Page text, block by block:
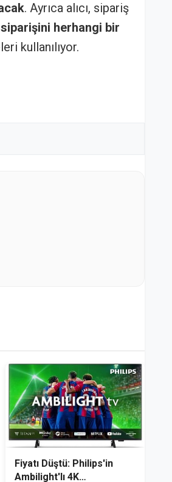
. Ayrıca alıcı, sipariş
herhangi bir
kullanılıyor.
Fiyatı Düştü: Philips'in
Ambilight'lı 4K